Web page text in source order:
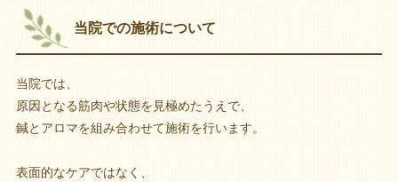
当院での施術について
当院では、
原因となる筋肉や状態を見極めたうえで、
鍼とアロマを組み合わせて施術を行います。
表面的なケアではなく、